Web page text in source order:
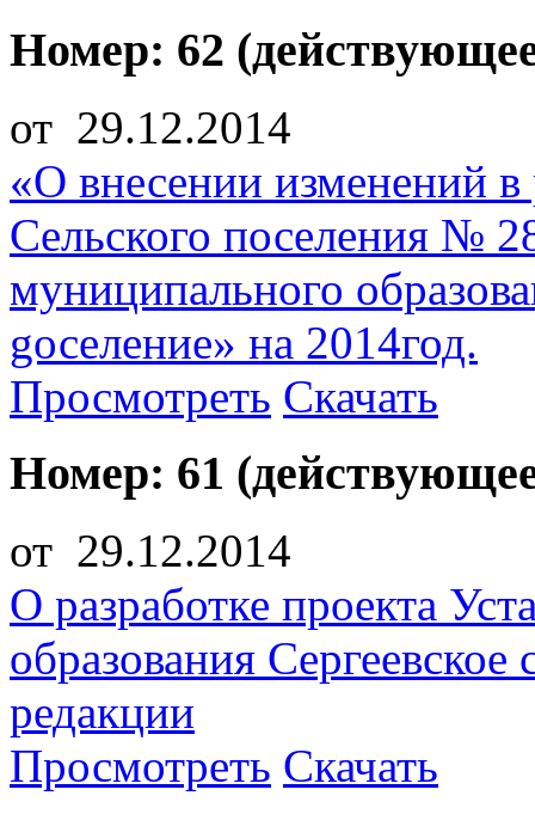
Номер: 62
от 29.12.2014
«О внесении изменений в
Сельского поселения №
муниципального
gоселение» на 2014год.
Просмотреть Скачать
Номер: 61
от 29.12.2014
О разработке проекта
образования Сергеевское
редакции
Просмотреть Скачать